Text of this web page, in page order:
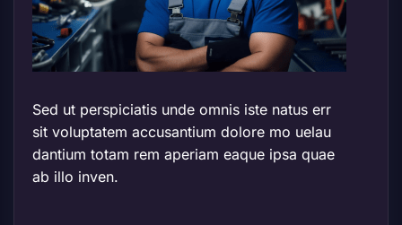
Sed ut perspiciatis unde omnis iste natus err
sit voluptatem accusantium dolore mo uelau
dantium totam rem aperiam eaque ipsa quae
ab illo inven.